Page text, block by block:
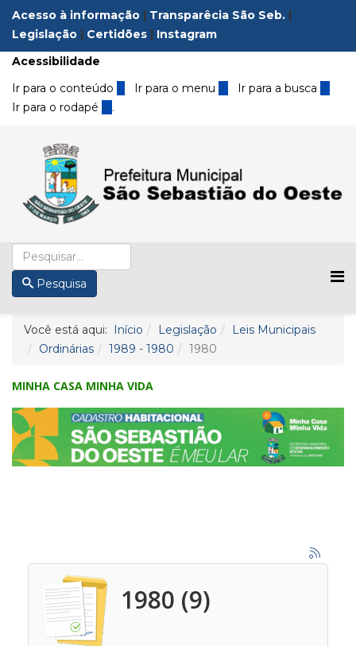
Acesso à informação | Transparêcia São Seb. |
Legislação | Certidões | Instagram
Acessibilidade
Ir para o conteúdo 1 Ir para o menu 2 Ir para a busca3
Ir para o rodapé 4 .
Pesquisa
Você está aqui: Início Legislação
Leis Municipais
Ordinárias
1989 - 1980 1980
MINHA CASA MINHA VIDA
1980 (9)